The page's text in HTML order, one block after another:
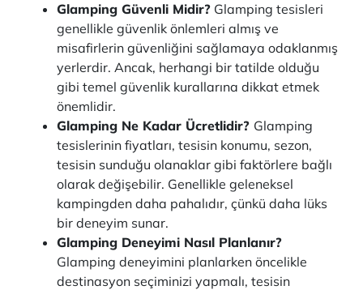
Glamping Güvenli Midir? Glamping tesisleri
genellikle güvenlik önlemleri almış ve
misafirlerin güvenliğini sağlamaya odaklanmış
yerlerdir. Ancak, herhangi bir tatilde olduğu
gibi temel güvenlik kurallarına dikkat etmek
önemlidir.
Glamping Ne Kadar Ücretlidir? Glamping
tesislerinin fiyatları, tesisin konumu, sezon,
tesisin sunduğu olanaklar gibi faktörlere bağlı
olarak değişebilir. Genellikle geleneksel
kampingden daha pahalıdır, çünkü daha lüks
bir deneyim sunar.
Glamping Deneyimi Nasıl Planlanır?
Glamping deneyimini planlarken öncelikle
destinasyon seçiminizi yapmalı, tesisin